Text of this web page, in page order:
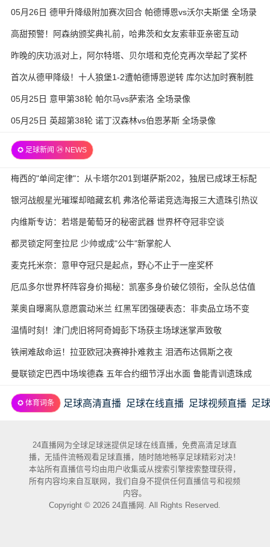
05月26日 德甲升降级附加赛次回合 帕德博恩vs沃尔夫斯堡 全场录
像
高甜预警！阿森纳颁奖典礼前，哈弗茨和女友索菲亚亲密互动
昨晚的庆功派对上，阿尔特塔、贝尔塔和克伦克再次举起了奖杯
首次从德甲降级！十人狼堡1-2遭帕德博恩逆转 库尔达加时赛制胜
05月25日 意甲第38轮 帕尔马vs萨索洛 全场录像
05月25日 英超第38轮 诺丁汉森林vs伯恩茅斯 全场录像
✪ 足球新闻 ㉔ NEWS
梅西的"单间定律"：从卡塔尔201到堪萨斯202，独居已成球王标配
银河战舰星光璀璨却暗藏玄机 弗洛伦蒂诺竞选海报三大遗珠引热议
内维斯专访：若塔是葡萄牙的秘密武器 世界杯夺冠非空谈
都灵锁定阿奎拉尼 少帅或成"公牛"新掌舵人
麦克托米奈：意甲夺冠只是起点，野心不止于一座奖杯
厄瓜多尔世界杯阵容身价揭秘：凯塞多身价破亿领衔，全队总估值
近3.7亿欧
莱奥自曝离队意愿震动米兰 红黑军团强硬表态：非卖品立场不变
温情时刻！津门虎旧将阿奇姆彭下场获主场球迷掌声致敬
铁闸难敌命运！拉亚欧冠决赛神扑难救主 泪洒布达佩斯之夜
曼联锁定巴西中场埃德森 五年合约细节浮出水面 鲁能青训遗珠成
✪ 体育词条 足球高清直播 足球在线直播 足球视频直播 足
24直播网为全球足球迷提供足球在线直播，免费高清足球直
播，无插件流畅观看足球直播，随时随地畅享足球精彩对决！
本站所有直播信号均由用户收集或从搜索引擎搜索整理获得，
所有内容均来自互联网，我们自身不提供任何直播信号和视频
内容。
Copyright © 2026 24直播网. All Rights Reserved.